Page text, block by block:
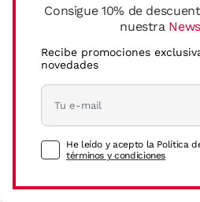
Consigue 10% de
nuestra
Recibe promociones
novedades
He leído y acepto la Política
términos y condiciones